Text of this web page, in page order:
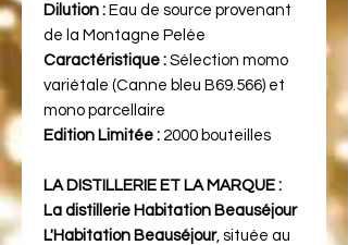
Dilution : Eau de source provenant
de la Montagne Pelée
Caractéristique : Sélection momo
variétale (Canne bleu B69.566) et
mono parcellaire
Edition Limitée : 2000 bouteilles
LA DISTILLERIE ET LA MARQUE :
La distillerie Habitation Beauséjour
L'Habitation Beauséjour, située au